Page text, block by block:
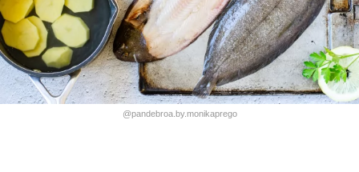
@pandebroa.by.monikaprego